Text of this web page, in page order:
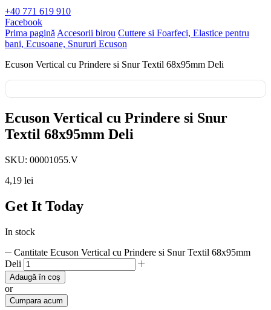
+40 771 619 910
Facebook
Prima pagină Accesorii birou Cuttere si Foarfeci, Elastice pentru
bani, Ecusoane, Snururi Ecuson
Ecuson Vertical cu Prindere si Snur Textil 68x95mm Deli
Ecuson Vertical cu Prindere si Snur
Textil 68x95mm Deli
SKU: 00001055.V
4,19 lei
Get It Today
In stock
Cantitate Ecuson Vertical cu Prindere si Snur Textil 68x95mm
Deli
Adaugă în coș
or
Cumpara acum